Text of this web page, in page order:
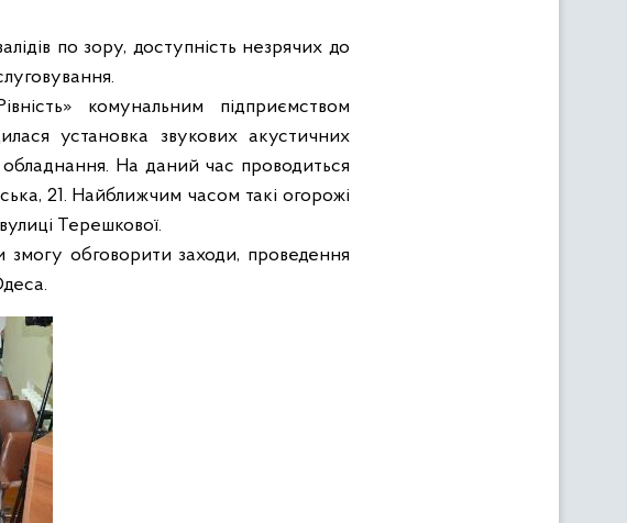
по зору, доступність незрячих до
комунальним підприємством
установка звукових акустичних
На даний час проводиться
21. Найближчим часом такі огорожі
Терешкової.
змогу обговорити заходи, проведення